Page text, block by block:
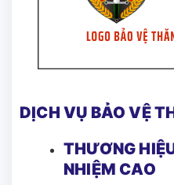
DỊCH VỤ BẢO VỆ
THƯƠNG
NHIỆM CAO